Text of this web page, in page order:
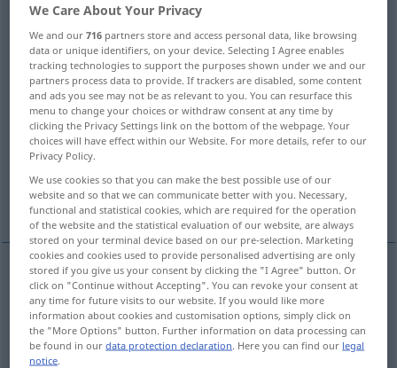
gehen v/i < ging;gegangen;s.>
Overview of all translations
(For more details, click/tap on the translation)
andare camminare partire
funzionare
stare arrivare More examples...
andare gehen
We Care About Your Privacy
We and our716 partners store and access personal data, like browsing
data or unique identifiers, on your device. Selecting I Agree enables
tracking technologies to support the purposes shown under we and our
partners process data to provide. If trackers are disabled, some content
and ads you see may not be as relevant to you. You can resurface this
menu to change your choices or withdraw consent at any time by
clicking the Privacy Settings link on the bottom of the webpage. Your
choices will have effect within our Website. For more details, refer to our
Privacy Policy.
We use cookies so that you can make the best possible use of our
website and so that we can communicate better with you. Necessary,
functional and statistical cookies, which are required for the operation
of the website and the statistical evaluation of our website, are always
stored on your terminal device based on our pre-selection. Marketing
cookies and cookies used to provide personalised advertising are only
stored if you give us your consent by clicking the "I Agree" button. Or
click on "Continue without Accepting". You can revoke your consent at
any time for future visits to our website. If you would like more
information about cookies and customisation options, simply click on
the "More Options" button. Further information on data processing can
be found in ourdata protection declaration. Here you can find our legal
notice.